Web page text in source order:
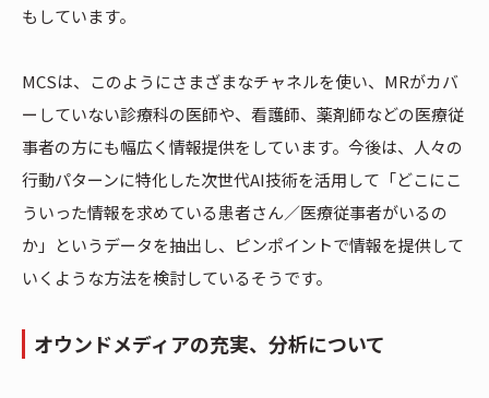
もしています。
MCSは、このようにさまざまなチャネルを使い、MRがカバ
ーしていない診療科の医師や、看護師、薬剤師などの医療従
事者の方にも幅広く情報提供をしています。今後は、人々の
行動パターンに特化した次世代AI技術を活用して「どこにこ
ういった情報を求めている患者さん／医療従事者がいるの
か」というデータを抽出し、ピンポイントで情報を提供して
いくような方法を検討しているそうです。
オウンドメディアの充実、分析について